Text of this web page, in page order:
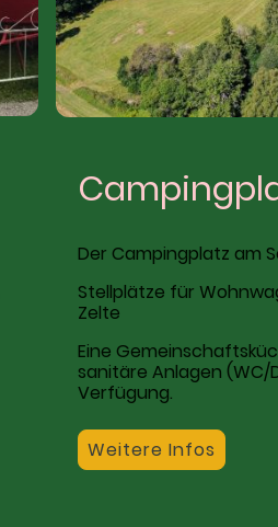
Der Campingplatz am
Stellplätze für
Zelte
Eine
sanitäre Anlagen
Verfügung.
Weitere Infos